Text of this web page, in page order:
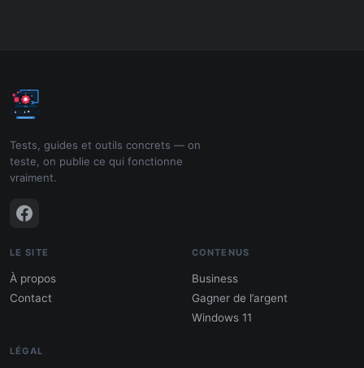
Tests, guides et outils concrets — on
teste, on publie ce qui fonctionne
vraiment.
LE SITE
À propos
Contact
CONTENUS
Business
Gagner de l’argent
Windows 11
LÉGAL